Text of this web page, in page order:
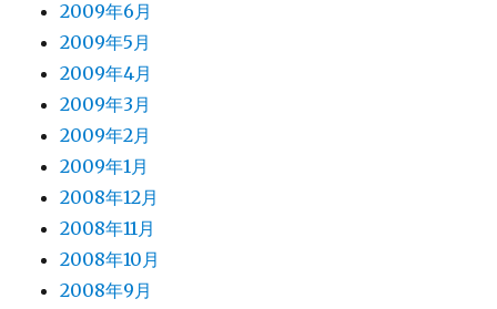
2009年6月
2009年5月
2009年4月
2009年3月
2009年2月
2009年1月
2008年12月
2008年11月
2008年10月
2008年9月